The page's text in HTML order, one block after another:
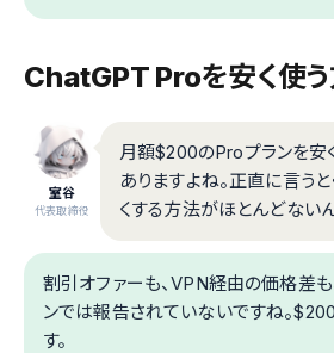
ChatGPT Proを安く使う
室谷
代表取締役
月額$200のProプランを安
ありますよね。正直に言うと
くする方法がほとんどないん
割引オファーも、VPN経由の価格差も
ンでは報告されていないですね。
す。